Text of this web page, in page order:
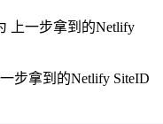
上一步拿到的Netlify
步拿到的Netlify SiteID